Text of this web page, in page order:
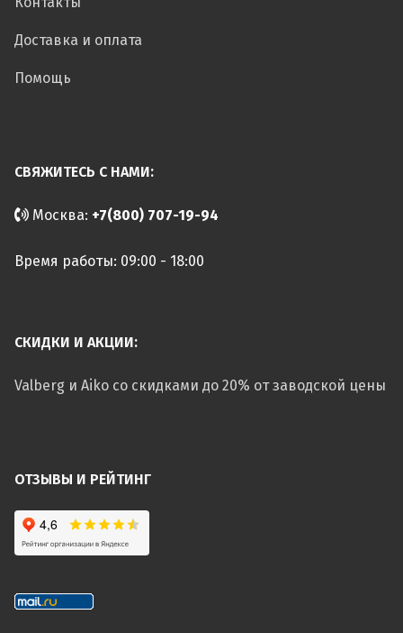
Доставка и оплата
Помощь
СВЯЖИТЕСЬ С НАМИ:
Москва: +7(800) 707-19-94
Время работы: 09:00 - 18:00
СКИДКИ И АКЦИИ:
Valberg и Aiko со скидками до 20% от заводской цены
ОТЗЫВЫ И РЕЙТИНГ